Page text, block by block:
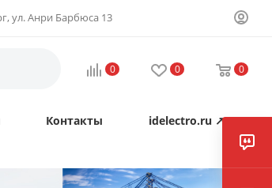
ул. Анри Барбюса 13
0 0 0
Контакты idelectro.ru ↗